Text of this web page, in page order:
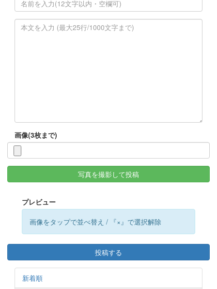
画像(3枚まで)
写真を撮影して投稿
プレビュー
画像をタップで並べ替え / 『×』で選択解除
投稿する
新着順